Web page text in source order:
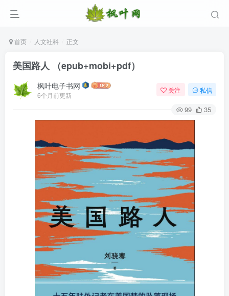
首页 人文社科 正文
美国路人 （epub+mobi+pdf）
枫叶电子书网
6个月前更新
关注 私信
99 35
登录
没有账号？立即注册
用户名/手机号/邮箱
登录密码
记住登录 找回密码|免密登录
登录
社交账号登录